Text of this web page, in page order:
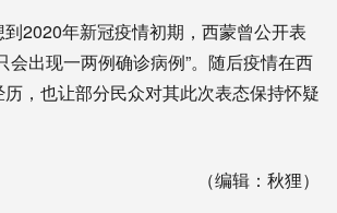
2020年新冠疫情初期，西蒙曾公开表
会出现一两例确诊病例”。随后疫情在西
，也让部分民众对其此次表态保持怀疑
（编辑：秋狸）